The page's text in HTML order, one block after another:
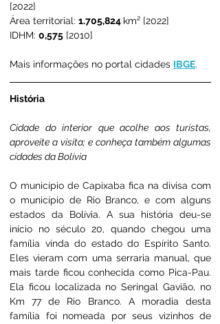
[2022]
Área territorial: 1.705,824 km² [2022]
IDHM: 0,575 [2010]
Mais informações no portal cidades IBGE.
História
Cidade do interior que acolhe aos turistas,
aproveite a visita; e conheça também algumas
cidades da Bolívia
O município de Capixaba fica na divisa com
o município de Rio Branco, e com alguns
estados da Bolívia. A sua história deu-se
início no século 20, quando chegou uma
família vinda do estado do Espírito Santo.
Eles vieram com uma serraria manual, que
mais tarde ficou conhecida como Pica-Pau.
Ela ficou localizada no Seringal Gavião, no
Km 77 de Rio Branco. A moradia desta
família foi nomeada por seus vizinhos de